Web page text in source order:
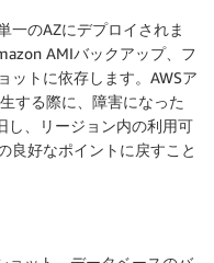
一のAZにデプロイされま
AMIバックアップ、フ
ットに依存します。AWSア
する際に、障害になった
し、リージョン内の利用可
良好なポイントに戻すこと